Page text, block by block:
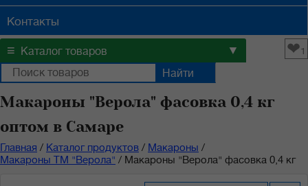
Контакты
≡ Каталог товаров ▼ ❤1
Макароны "Верола" фасовка 0,4 кг
оптом в Самаре
Главная / Каталог продуктов / Макароны /
Макароны ТМ "Верола" / Макароны "Верола" фасовка 0,4 кг